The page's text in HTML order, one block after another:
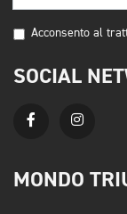
Acconsento al
SOCIAL
MONDO